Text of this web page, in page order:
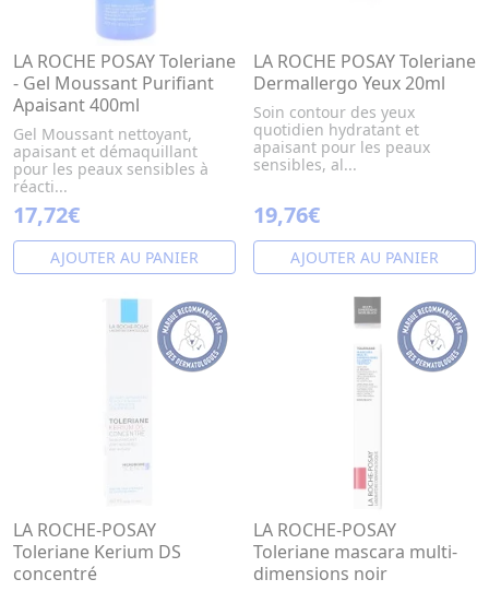
LA ROCHE POSAY Toleriane
- Gel Moussant Purifiant
Apaisant 400ml
Gel Moussant nettoyant,
apaisant et démaquillant
pour les peaux sensibles à
réacti...
17,72€
AJOUTER AU PANIER
LA ROCHE POSAY Toleriane
Dermallergo Yeux 20ml
Soin contour des yeux
quotidien hydratant et
apaisant pour les peaux
sensibles, al...
19,76€
AJOUTER AU PANIER
LA ROCHE-POSAY
Toleriane Kerium DS
concentré
LA ROCHE-POSAY
Toleriane mascara multi-
dimensions noir